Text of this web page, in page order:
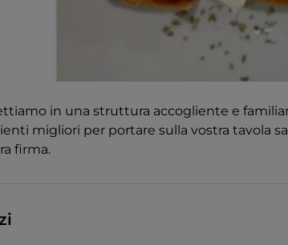
in una struttura accogliente e
migliori per portare sulla vostra tavola
firma.